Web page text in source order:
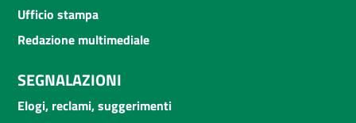
Ufficio stampa
Redazione multimediale
SEGNALAZIONI
Elogi, reclami, suggerimenti